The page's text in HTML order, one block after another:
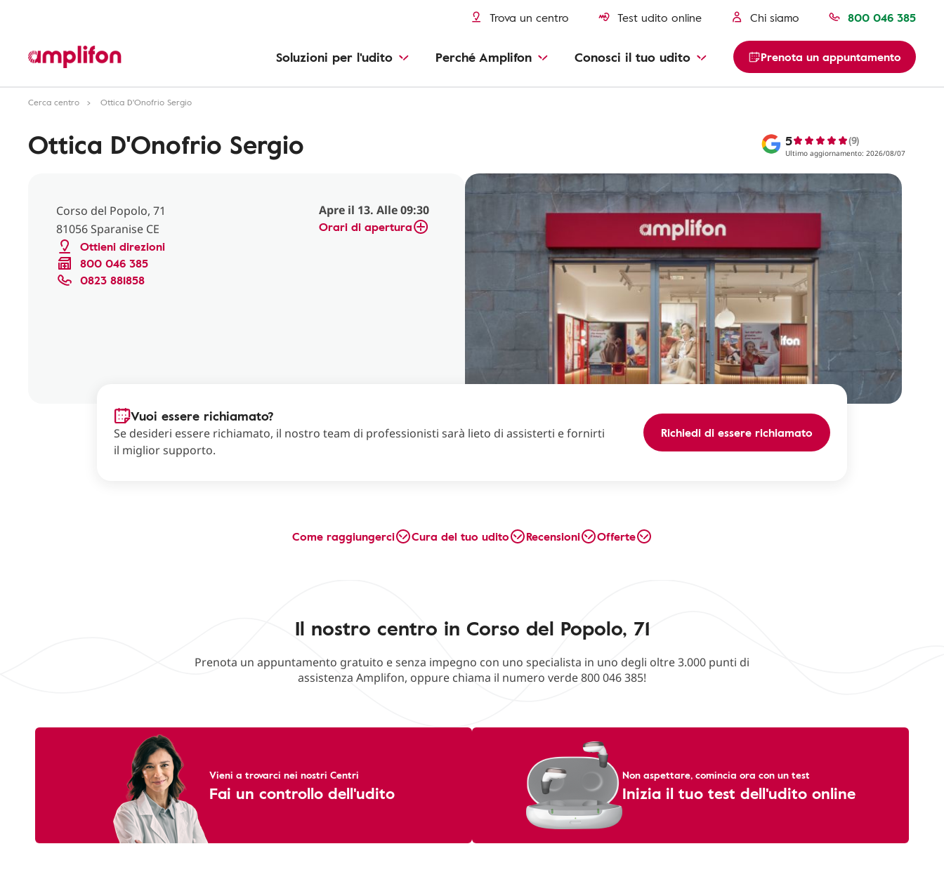
Trova un centro Test udito online Chi siamo 800 046 385
Soluzioni per l'udito Perché Amplifon Conosci il tuo udito Prenota un appuntamento
Cerca centro Ottica D'Onofrio Sergio
Ottica D'Onofrio Sergio 5 (9)
Ultimo aggiornamento: 2026/08/07
Corso del Popolo, 71
81056 Sparanise CE
Ottieni direzioni
800 046 385
0823 881858
Apre il 13. Alle 09:30
Orari di apertura
Vuoi essere richiamato?
Se desideri essere richiamato, il nostro team di professionisti sarà lieto di assisterti e fornirti
il miglior supporto.
Richiedi di essere richiamato
Come raggiungerci Cura del tuo udito Recensioni Offerte
Il nostro centro in Corso del Popolo, 71
Prenota un appuntamento gratuito e senza impegno con uno specialista in uno degli oltre 3.000 punti di
assistenza Amplifon, oppure chiama il numero verde 800 046 385!
Vieni a trovarci nei nostri Centri
Fai un controllo dell'udito
Non aspettare, comincia ora con un test
Inizia il tuo test dell'udito online